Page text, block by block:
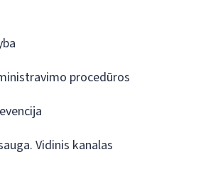
procedūros
Vidinis kanalas